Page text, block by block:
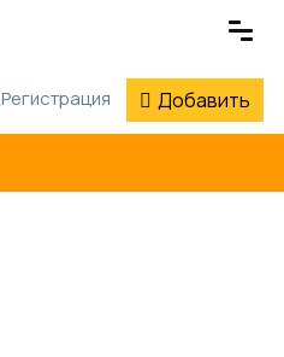
Регистрация Добавить